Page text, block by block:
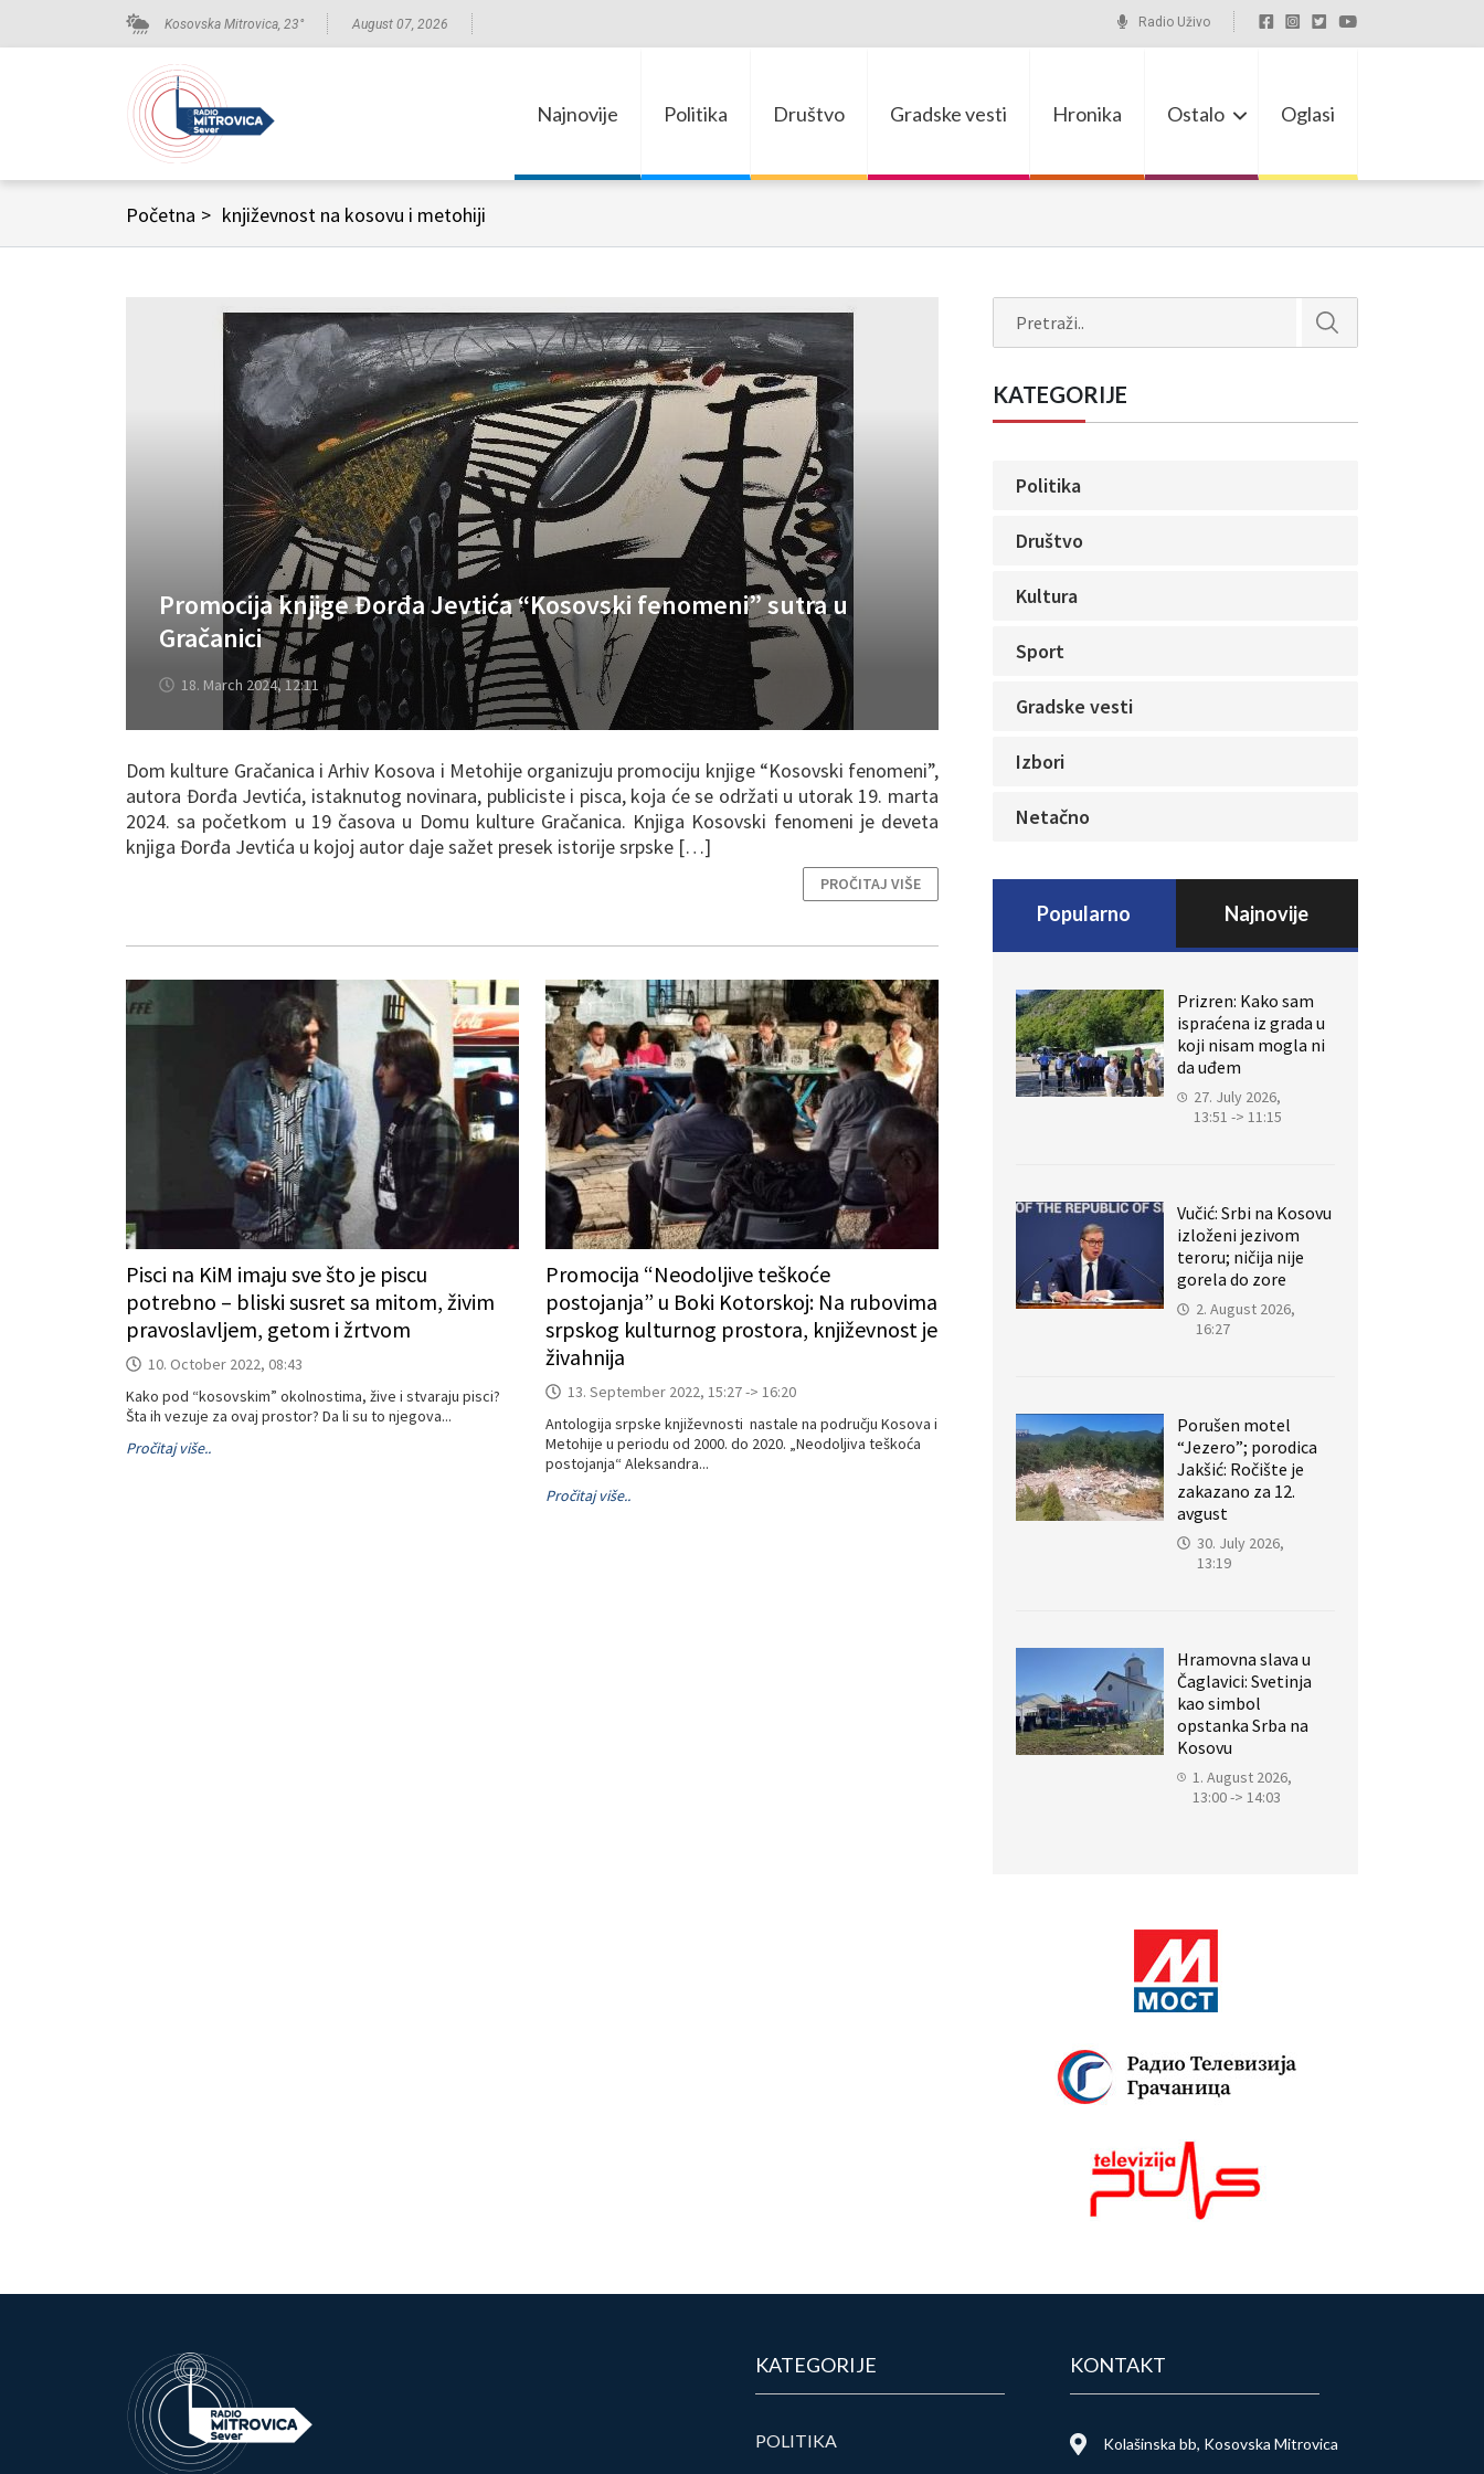
Kosovska Mitrovica, 23° August 07, 2026 Radio Uživo
Najnovije Politika Društvo Gradske vesti Hronika Ostalo Oglasi
Početna > književnost na kosovu i metohiji
Promocija knjige Đorđa Jevtića “Kosovski fenomeni” sutra u
Gračanici
18. March 2024, 12:11
Dom kulture Gračanica i Arhiv Kosova i Metohije organizuju promociju knjige “Kosovski fenomeni”,
autora Đorđa Jevtića, istaknutog novinara, publiciste i pisca, koja će se održati u utorak 19. marta
2024. sa početkom u 19 časova u Domu kulture Gračanica. Knjiga Kosovski fenomeni je deveta
knjiga Đorđa Jevtića u kojoj autor daje sažet presek istorije srpske […]
PROČITAJ VIŠE
Pisci na KiM imaju sve što je piscu
potrebno – bliski susret sa mitom, živim
pravoslavljem, getom i žrtvom
10. October 2022, 08:43
Kako pod “kosovskim” okolnostima, žive i stvaraju pisci?
Šta ih vezuje za ovaj prostor? Da li su to njegova...
Pročitaj više..
Promocija “Neodoljive teškoće
postojanja” u Boki Kotorskoj: Na rubovima
srpskog kulturnog prostora, književnost je
živahnija
13. September 2022, 15:27 -> 16:20
Antologija srpske književnosti nastale na području Kosova i
Metohije u periodu od 2000. do 2020. „Neodoljiva teškoća
postojanja“ Aleksandra...
Pročitaj više..
KATEGORIJE
Politika
Društvo
Kultura
Sport
Gradske vesti
Izbori
Netačno
Popularno Najnovije
Prizren: Kako sam
ispraćena iz grada u
koji nisam mogla ni
da uđem
27. July 2026,
13:51 -> 11:15
Vučić: Srbi na Kosovu
izloženi jezivom
teroru; ničija nije
gorela do zore
2. August 2026,
16:27
Porušen motel
“Jezero”; porodica
Jakšić: Ročište je
zakazano za 12.
avgust
30. July 2026,
13:19
Hramovna slava u
Čaglavici: Svetinja
kao simbol
opstanka Srba na
Kosovu
1. August 2026,
13:00 -> 14:03
KATEGORIJE
POLITIKA
KONTAKT
Kolašinska bb, Kosovska Mitrovica